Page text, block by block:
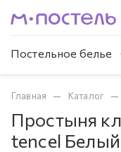
Постельное белье
Главная — Каталог —
Простыня
tencel Белый